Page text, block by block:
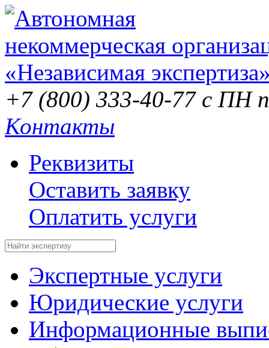
+7 (800) 333-40-77 с ПН
Контакты
Реквизиты
Оставить заявку
Оплатить услуги
Экспертные услуги
Юридические услуги
Информационные